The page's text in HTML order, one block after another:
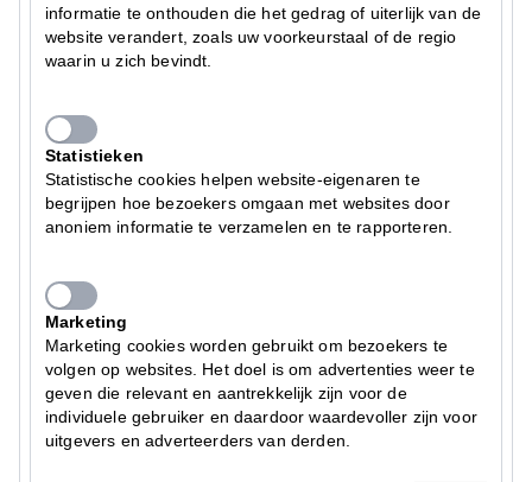
informatie te onthouden die het gedrag of uiterlijk van de
website verandert, zoals uw voorkeurstaal of de regio
waarin u zich bevindt.
Statistieken
Statistische cookies helpen website-eigenaren te
begrijpen hoe bezoekers omgaan met websites door
anoniem informatie te verzamelen en te rapporteren.
Marketing
Marketing cookies worden gebruikt om bezoekers te
volgen op websites. Het doel is om advertenties weer te
geven die relevant en aantrekkelijk zijn voor de
individuele gebruiker en daardoor waardevoller zijn voor
uitgevers en adverteerders van derden.